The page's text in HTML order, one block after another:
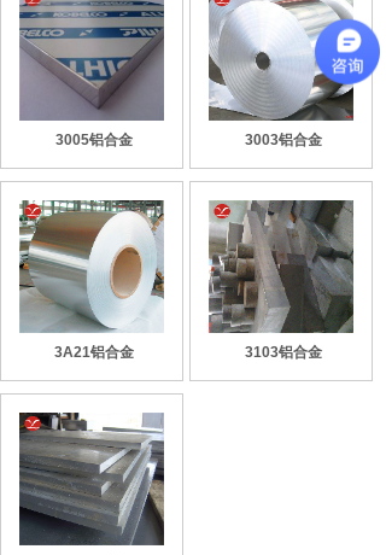
3005铝合金 3003铝合金
3A21铝合金 3103铝合金